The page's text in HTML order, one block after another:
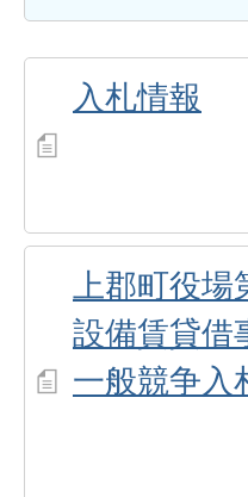
入札情報
上郡町役場
設備賃貸借
一般競争入